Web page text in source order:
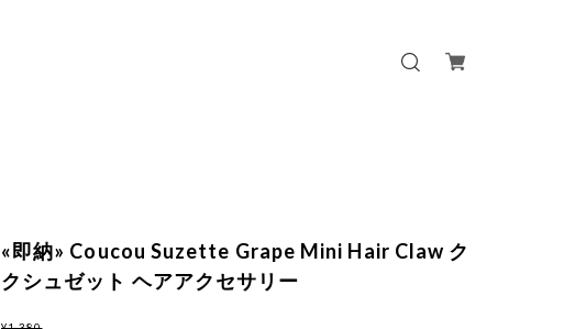
«即納» Coucou Suzette Grape Mini Hair Claw ク
クシュゼット ヘアアクセサリー